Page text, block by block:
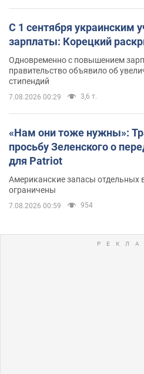
С 1 сентября украинским
зарплаты: Корецкий
Одновременно с повышением
правительство объявило об
стипендий
7.08.2026 00:29 3,6 т.
«Нам они тоже нужны»:
просьбу Зеленского о
для Patriot
Американские запасы отдельных
ограничены
7.08.2026 00:59 954